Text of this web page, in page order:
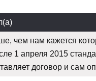
чем нам кажется
1 апреля 2015
договор и сам